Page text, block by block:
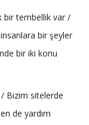
bir tembellik var /
bir şeyler
bir iki konu
/ Bizim sitelerde
de yardım